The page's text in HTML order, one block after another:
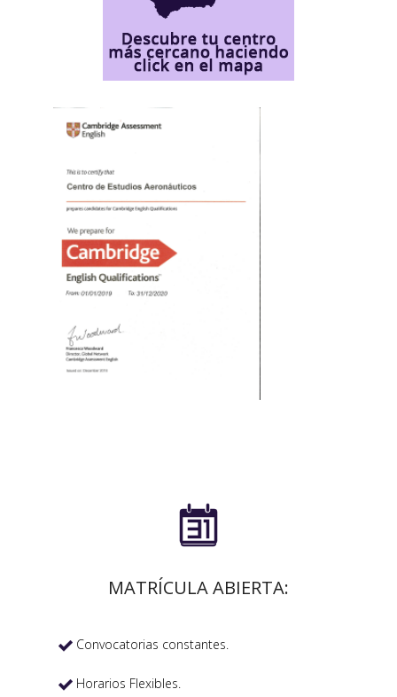

MATRÍCULA ABIERTA:
 Convocatorias constantes.
 Horarios Flexibles.